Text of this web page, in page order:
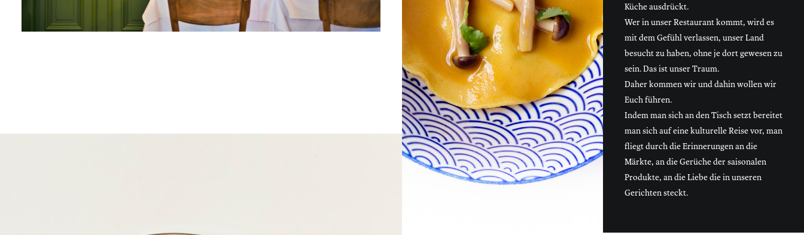
Küche ausdrückt.
Wer in unser Restaurant kommt, wird es
mit dem Gefühl verlassen, unser Land
besucht zu haben, ohne je dort gewesen zu
sein. Das ist unser Traum.
Daher kommen wir und dahin wollen wir
Euch führen.
Indem man sich an den Tisch setzt bereitet
man sich auf eine kulturelle Reise vor, man
fliegt durch die Erinnerungen an die
Märkte, an die Gerüche der saisonalen
Produkte, an die Liebe die in unseren
Gerichten steckt.